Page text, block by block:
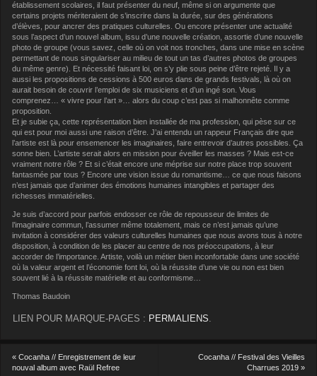
établissement scolaires, il faut présenter du neuf, même si on argumente que
certains projets mériteraient de s’inscrire dans la durée, sur des générations
d’élèves, pour ancrer des pratiques culturelles. Ou encore présenter une actualité
sous l’aspect d’un nouvel album, issu d’une nouvelle création, assortie d’une nouvelle
photo de groupe (vous savez, celle où on voit nos tronches, dans une mise en scène
permettant de nous singulariser au milieu de tout un tas d’autres photos de groupes
du même genre). Et nécessité faisant loi, on s’y plie sous peine d’être rejeté. Il y a
aussi les propositions de cessions à 500 euros dans de grands festivals, là où on
aurait besoin de couvrir l’emploi de six musiciens et d’un ingé son. Vous
comprenez… « vivre pour l’art »… alors du coup c’est pas si malhonnête comme
proposition.
Et je subie ça, cette représentation bien installée de ma profession, qui pèse sur ce
qui est pour moi aussi une raison d’être. J’ai entendu un rappeur Français dire que
l’artiste est là pour ensemencer les imaginaires, faire entrevoir d’autres possibles. Ça
sonne bien. L’artiste serait alors en mission pour éveiller les masses ? Mais est-ce
vraiment notre rôle ? Et si c’était encore une méprise sur notre place trop souvent
fantasmée par tous ? Encore une vision issue du romantisme… ce que nous faisons
n’est jamais que d’animer des émotions humaines intangibles et partager des
richesses immatérielles.
Je suis d’accord pour parfois endosser ce rôle de repousseur de limites de
l’imaginaire commun, l’assumer même totalement, mais ce n’est jamais qu’une
invitation à considérer des valeurs culturelles humaines que nous avons tous à notre
disposition, à condition de les placer au centre de nos préoccupations, à leur
accorder de l’importance. Artiste, voilà un métier bien inconfortable dans une société
où la valeur argent et l’économie font loi, où la réussite d’une vie ou non est bien
souvent lié à la réussite matérielle et au conformisme…
Thomas Baudoin
LIEN POUR MARQUE-PAGES : PERMALIENS
« Cocanha // Enregistrement de leur
nouval album avec Raül Refree
Cocanha // Festival des Vieilles
Charrues 2019 »